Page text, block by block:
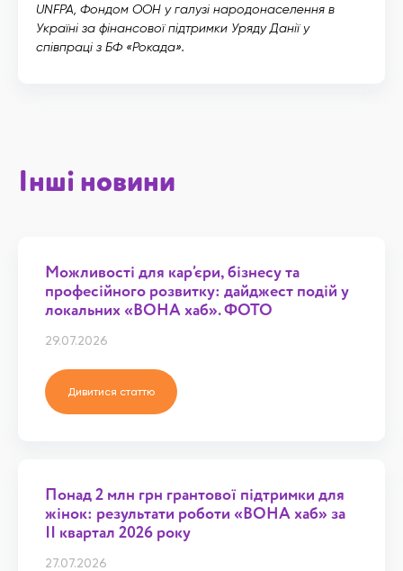
UNFPA, Фондом ООН у галузі народонаселення в
Україні за фінансової підтримки Уряду Данії у
співпраці з БФ «Рокада».
Інші новини
Можливості для кар’єри, бізнесу та
професійного розвитку: дайджест подій у
локальних «ВОНА хаб». ФОТО
29.07.2026
Дивитися статтю
Понад 2 млн грн грантової підтримки для
жінок: результати роботи «ВОНА хаб» за
ІІ квартал 2026 року
27.07.2026